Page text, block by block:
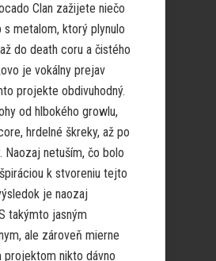
Clan zažijete niečo
s metalom, ktorý plynulo
do death coru a čistého
je vokálny prejav
projekte obdivuhodný.
od hlbokého growlu,
hrdelné škreky, až po
Naozaj netuším, čo bolo
k stvoreniu tejto
je naozaj
takýmto jasným
ale zároveň mierne
projektom nikto dávno